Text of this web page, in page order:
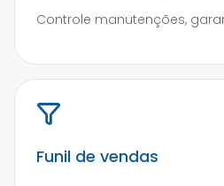
Controle manutenções,
Funil de vendas